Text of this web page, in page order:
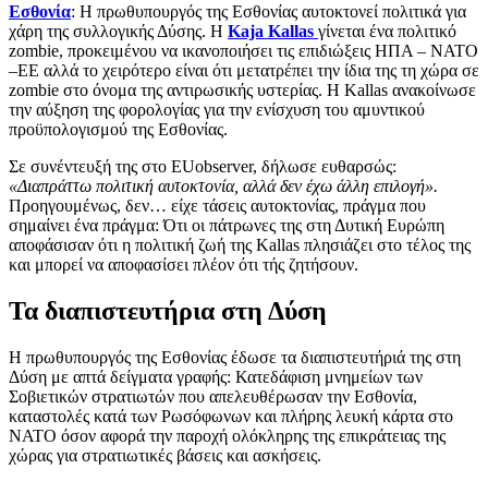
Εσθονία: Η πρωθυπουργός της Εσθονίας αυτοκτονεί πολιτικά για
χάρη της συλλογικής Δύσης. Η Kaja Kallas γίνεται ένα πολιτικό
zombie, προκειμένου να ικανοποιήσει τις επιδιώξεις ΗΠΑ – ΝΑΤΟ
–ΕΕ αλλά το χειρότερο είναι ότι μετατρέπει την ίδια της τη χώρα σε
zombie στο όνομα της αντιρωσικής υστερίας. Η Kallas ανακοίνωσε
την αύξηση της φορολογίας για την ενίσχυση του αμυντικού
προϋπολογισμού της Εσθονίας.
Σε συνέντευξή της στο EUobserver, δήλωσε ευθαρσώς:
«Διαπράττω πολιτική αυτοκτονία, αλλά δεν έχω άλλη επιλογή».
Προηγουμένως, δεν… είχε τάσεις αυτοκτονίας, πράγμα που
σημαίνει ένα πράγμα: Ότι οι πάτρωνες της στη Δυτική Ευρώπη
αποφάσισαν ότι η πολιτική ζωή της Kallas πλησιάζει στο τέλος της
και μπορεί να αποφασίσει πλέον ότι τής ζητήσουν.
Τα διαπιστευτήρια στη Δύση
Η πρωθυπουργός της Εσθονίας έδωσε τα διαπιστευτήριά της στη
Δύση με απτά δείγματα γραφής: Κατεδάφιση μνημείων των
Σοβιετικών στρατιωτών που απελευθέρωσαν την Εσθονία,
καταστολές κατά των Ρωσόφωνων και πλήρης λευκή κάρτα στο
ΝΑΤΟ όσον αφορά την παροχή ολόκληρης της επικράτειας της
χώρας για στρατιωτικές βάσεις και ασκήσεις.